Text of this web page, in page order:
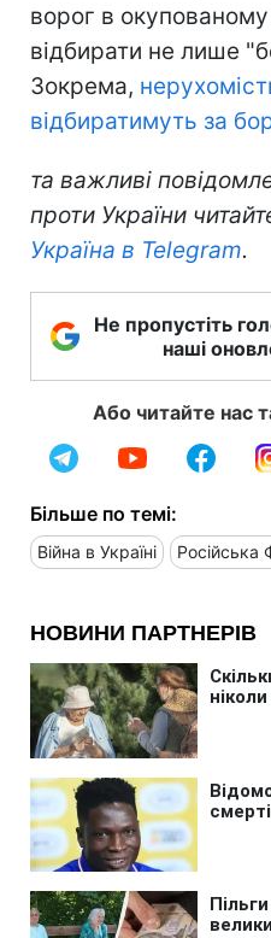
ворог в
відбирати не лише
Зокрема,
відбиратимуть за
та важливі
проти України
Україна в Telegram.
Не пропустіть
наші
Або читайте нас
Більше по темі:
Війна в Україні Російська